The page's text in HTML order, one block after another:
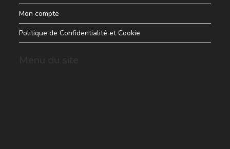
Mon compte
Politique de Confidentialité et Cookie